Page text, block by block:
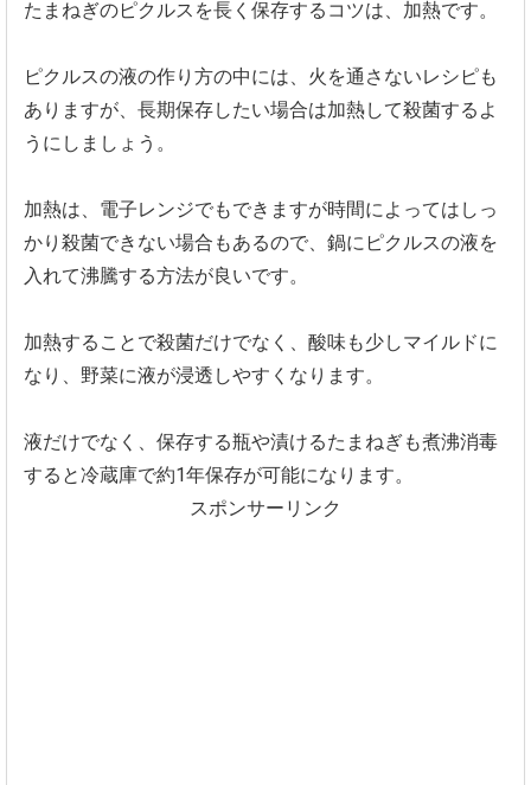
たまねぎのピクルスを長く保存するコツは、加熱です。
ピクルスの液の作り方の中には、火を通さないレシピも
ありますが、長期保存したい場合は加熱して殺菌するよ
うにしましょう。
加熱は、電子レンジでもできますが時間によってはしっ
かり殺菌できない場合もあるので、鍋にピクルスの液を
入れて沸騰する方法が良いです。
加熱することで殺菌だけでなく、酸味も少しマイルドに
なり、野菜に液が浸透しやすくなります。
液だけでなく、保存する瓶や漬けるたまねぎも煮沸消毒
すると冷蔵庫で約1年保存が可能になります。
スポンサーリンク